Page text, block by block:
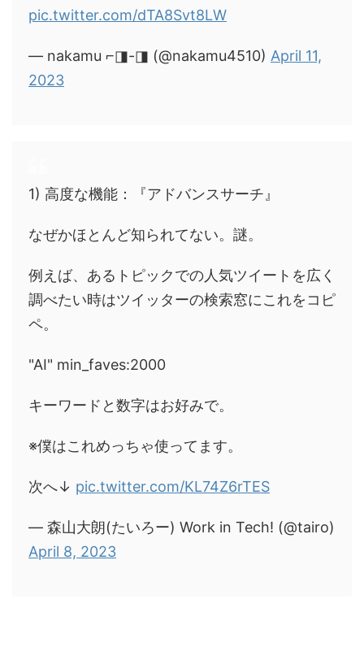
pic.twitter.com/dTA8Svt8LW
— nakamu ⌐◨-◨ (@nakamu4510) April 11,
2023
1) 高度な機能：『アドバンスサーチ』
なぜかほとんど知られてない。謎。
例えば、あるトピックでの人気ツイートを広く
調べたい時はツイッターの検索窓にこれをコピ
ペ。
"AI" min_faves:2000
キーワードと数字はお好みで。
※僕はこれめっちゃ使ってます。
次へ↓ pic.twitter.com/KL74Z6rTES
— 森山大朗(たいろー) Work in Tech! (@tairo)
April 8, 2023